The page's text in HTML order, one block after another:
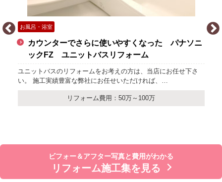
くなった パナソニ
方は、当店にお任せ下さ
だければ、…
トイレ 内
生活動線に配慮したリフォ
LDKは光あふれる空間へ
お子さまの独立を機にリフォームをさ
ニングから一度廊下を抜けてキッチン
ビフォー＆アフター写真と費用がわかる
リフォーム施工集を見る